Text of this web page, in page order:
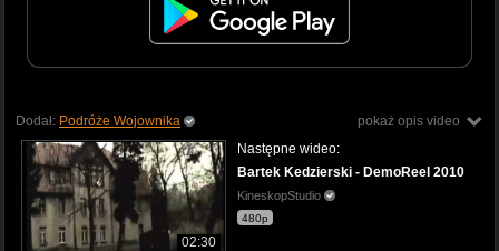
pokaż opis video
Dodał: Podróże Wojownika
02:30
Następne wideo:
Bartek Kedzierski - DemoReel 2010
KineskopStudio
480p